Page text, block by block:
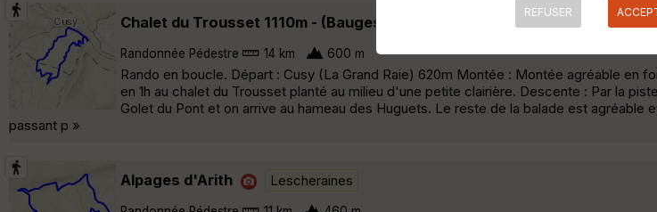
Chalet du Trousset 1110m - (Bauges) Viuz-la-Chiésaz
Randonnée Pédestre 14 km 600 m
Rando en boucle. Départ : Cusy (La Grand Raie) 620m Montée : Montée agréable en
en 1h au chalet du Trousset planté au milieu d'une petite clairière. Descente : Par la
Golet du Pont et on arrive au hameau des Huguets. Le reste de la balade est agréable
passant p »
Alpages d'Arith Lescheraines
REFUSER